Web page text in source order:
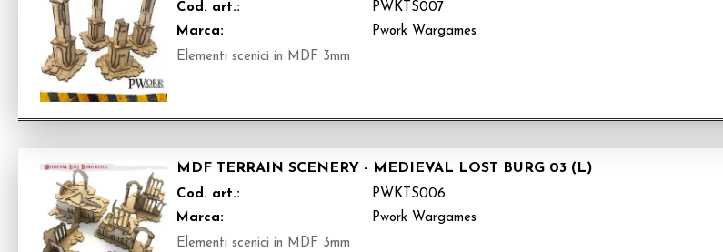
Cod. art.:
PWKTS007
Marca:
Pwork Wargames
Elementi scenici in MDF 3mm
MDF TERRAIN SCENERY - MEDIEVAL LOST BURG 03 (L)
Cod. art.:
PWKTS006
Marca:
Pwork Wargames
Elementi scenici in MDF 3mm